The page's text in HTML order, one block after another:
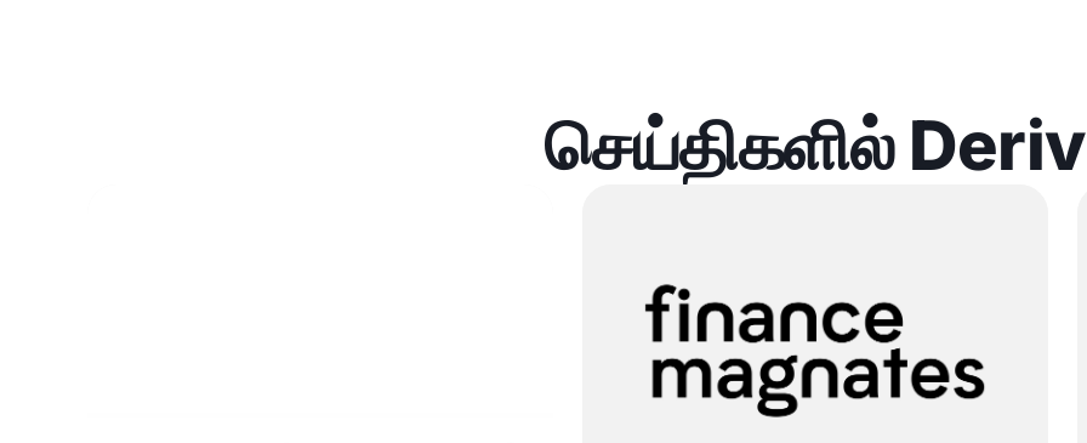
செய்திகளில் Deriv